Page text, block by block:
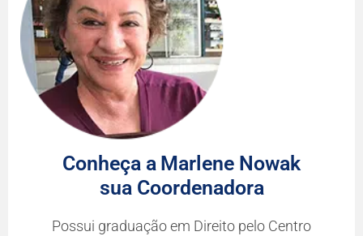
Conheça a Marlene Nowak
sua Coordenadora
Possui graduação em Direito pelo Centro